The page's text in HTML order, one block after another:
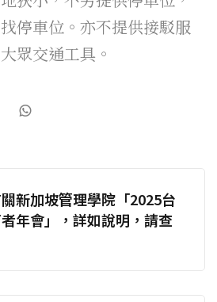
停車位。亦不提供接駁服
眾交通工具。
關新加坡管理學院「2025台
年會」，詳如說明，請查